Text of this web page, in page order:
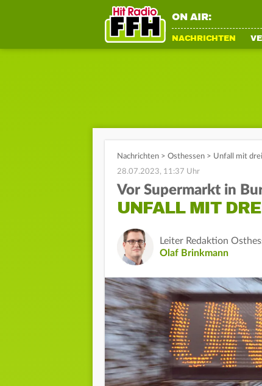
ON AIR:
NACHRICHTEN
Nachrichten > Osthessen > Unfall mit
28.07.2023, 11:37 Uhr
Vor Supermarkt in
UNFALL MIT
Leiter Redaktion
Olaf Brinkmann